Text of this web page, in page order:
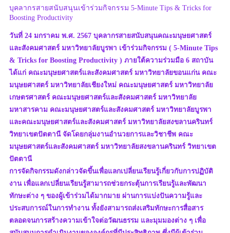
บุคลากรสายสนับสนุนเข้าร่วมกิจกรรม 5-Minute Tips & Tricks for
Boosting Productivity
วันที่ 24 มกราคม พ.ศ. 2567 บุคลากรสายสนับสนุนคณะมนุษยศาสตร์
และสังคมศาสตร์ มหาวิทยาลัยบูรพา เข้าร่วมกิจกรรม ( 5-Minute Tips
& Tricks for Boosting Productivity ) ภายใต้ความร่วมมือ 6 สถาบัน
ได้แก่ คณะมนุษยศาสตร์และสังคมศาสตร์ มหาวิทยาลัยขอนแก่น คณะ
มนุษยศาสตร์ มหาวิทยาลัยเชียงใหม่ คณะมนุษยศาสตร์ มหาวิทยาลัย
เกษตรศาสตร์ คณะมนุษยศาสตร์และสังคมศาสตร์ มหาวิทยาลัย
มหาสารคาม คณะมนุษยศาสตร์และสังคมศาสตร์ มหาวิทยาลัยบูรพา
และคณะมนุษยศาสตร์และสังคมศาสตร์ มหาวิทยาลัยสงขลานครินทร์
วิทยาเขตปัตตานี จัดโดยกลุ่มงานอำนวยการและวิชาชีพ คณะ
มนุษยศาสตร์และสังคมศาสตร์ มหาวิทยาลัยสงขลานครินทร์ วิทยาเขต
ปัตตานี
การจัดกิจกรรมดังกล่าวจัดขึ้นเพื่อแลกเปลี่ยนเรียนรู้เกี่ยวกับการปฏิบัติ
งาน เพื่อแลกเปลี่ยนเรียนรู้สามารถช่วยกระตุ้นการเรียนรู้และพัฒนา
ทักษะต่าง ๆ ของผู้เข้าร่วมได้มากมาย ผ่านการแบ่งปันความรู้และ
ประสบการณ์ในการทำงาน ทั้งยังสามารถส่งเสริมทักษะการสื่อสาร
ตลอดจนการสร้างความเข้าใจต่อวัฒนธรรม และมุมมองต่าง ๆ เพื่อ